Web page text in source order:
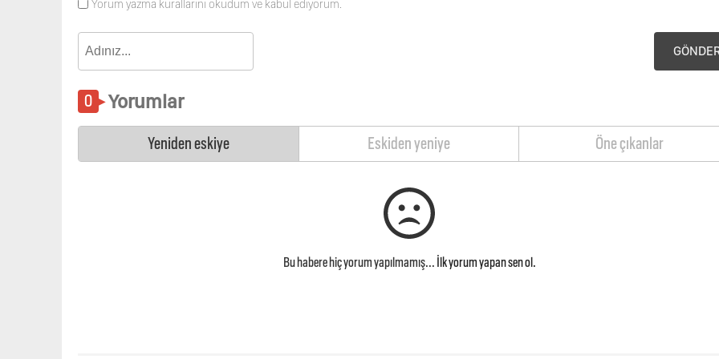
Yorum yazma kurallarını okudum ve kabul ediyorum.
Yorumlar
Yeniden eskiye Eskiden yeniye Öne çıkanlar
Bu habere hiç yorum yapılmamış... İlk yorum yapan sen ol.